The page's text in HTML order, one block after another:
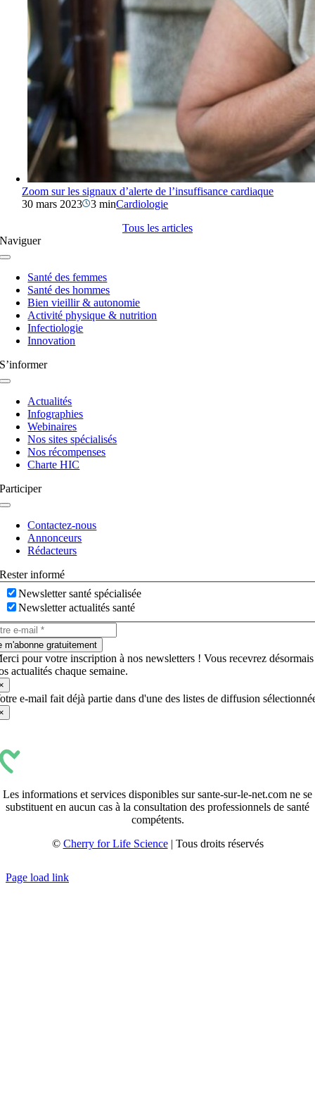
Zoom sur les signaux d’alerte de l’insuffisance cardiaque
30 mars 2023
3 minCardiologie
Tous les articles
Naviguer
Navigation
basculeSanté des femmes
Santé des hommes
Bien vieillir & autonomie
Activité physique & nutrition
Infectiologie
Innovation
S’informer
Navigation
basculeActualités
Infographies
Webinaires
Nos sites spécialisés
Nos récompenses
Charte HIC
Participer
Navigation
basculeContactez-nous
Annonceurs
Rédacteurs
Rester informé
Newsletter santé spécialisée
Newsletter actualités santé
m'abonne gratuitement
pour votre inscription à nos newsletters ! Vous recevrez désormais
actualités chaque semaine.
e-mail fait déjà partie dans d'une des listes de diffusion
Les informations et services disponibles sur sante-sur-le-net.com ne se
substituent en aucun cas à la consultation des professionnels de santé
compétents.
© Cherry for Life Science| Tous droits réservés
Page load link